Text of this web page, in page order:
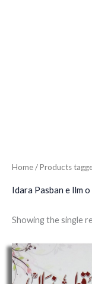
Home/ Products
Idara Pasban e Ilm o
Showing the single